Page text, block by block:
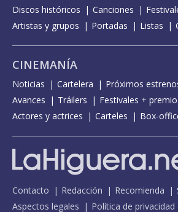
Discos históricos
Canciones
Artistas y grupos
Portadas Listas
CINEMANÍA
Noticias Cartelera Próximos
Avances
Tráilers
Festivales +
Actores y actrices
Carteles Box-
Contacto Redacción Recomienda
Aspectos legales
Política de privacidad